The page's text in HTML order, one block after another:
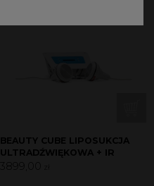
BEAUTY CUBE LIPOSUKCJA
ULTRADŹWIĘKOWA + IR
3899,00